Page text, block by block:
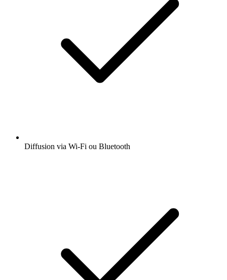
Diffusion via Wi-Fi ou Bluetooth